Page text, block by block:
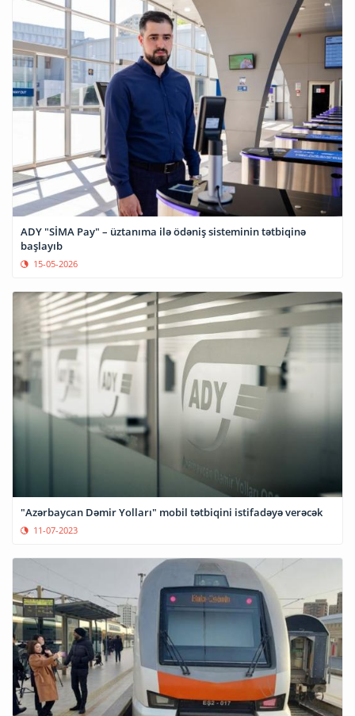
ADY "SİMA Pay" – üztanıma ilə ödəniş sisteminin tətbiqinə
başlayıb
15-05-2026
"Azərbaycan Dəmir Yolları" mobil tətbiqini istifadəyə verəcək
11-07-2023